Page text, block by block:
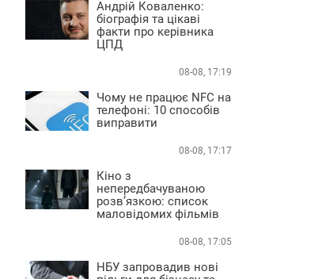
Андрій Коваленко:
біографія та цікаві
факти про керівника
ЦПД
08-08, 17:19
Чому не працює NFC на
телефоні: 10 способів
виправити
08-08, 17:17
Кіно з
непередбачуваною
розв’язкою: список
маловідомих фільмів
08-08, 17:05
НБУ запровадив нові